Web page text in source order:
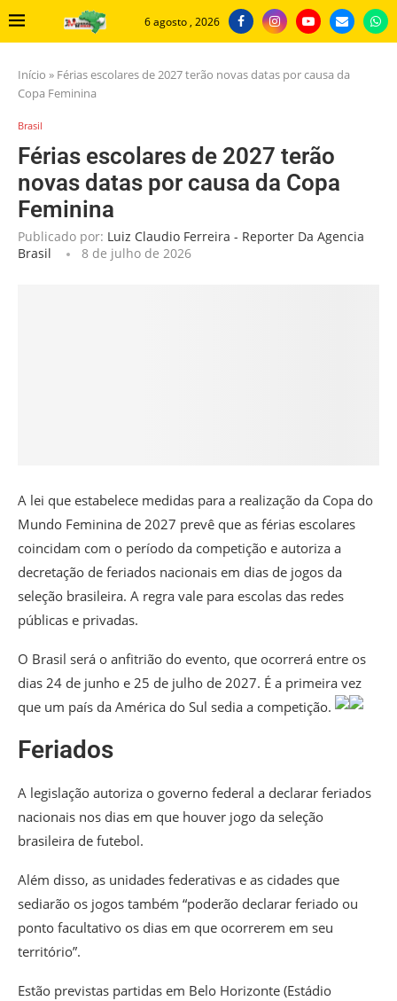
6 agosto , 2026
Início » Férias escolares de 2027 terão novas datas por causa da
Copa Feminina
Brasil
Férias escolares de 2027 terão
novas datas por causa da Copa
Feminina
Publicado por: Luiz Claudio Ferreira - Reporter Da Agencia
Brasil
8 de julho de 2026
A lei que estabelece medidas para a realização da Copa do
Mundo Feminina de 2027 prevê que as férias escolares
coincidam com o período da competição e autoriza a
decretação de feriados nacionais em dias de jogos da
seleção brasileira. A regra vale para escolas das redes
públicas e privadas.
O Brasil será o anfitrião do evento, que ocorrerá entre os
dias 24 de junho e 25 de julho de 2027. É a primeira vez
que um país da América do Sul sedia a competição.
Feriados
A legislação autoriza o governo federal a declarar feriados
nacionais nos dias em que houver jogo da seleção
brasileira de futebol.
Além disso, as unidades federativas e as cidades que
sediarão os jogos também “poderão declarar feriado ou
ponto facultativo os dias em que ocorrerem em seu
território”.
Estão previstas partidas em Belo Horizonte (Estádio